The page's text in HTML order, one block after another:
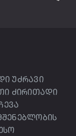
უძრავი
ძირითადი